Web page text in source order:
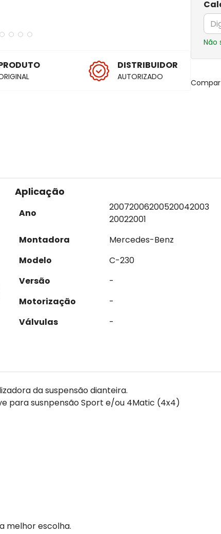
DISTRIBUIDOR
AUTORIZADO
Não
Aplicação
Ano
20072006200520042003
20022001
Montadora
Mercedes-Benz
Modelo
C-230
Versão
-
Motorização
-
Válvulas
-
da suspensão dianteira.
para susnpensão Sport e/ou 4Matic (4x4)
melhor escolha.